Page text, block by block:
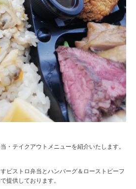
・テイクアウトメニューを紹介いたします。
ビストロ弁当とハンバーグ＆ローストビーフ
提供しております。